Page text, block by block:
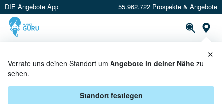
DIE Angebote App 55.962.722 Prospekte & Angebote
Verrate uns deinen Standort um Angebote in deiner Nähe zu
sehen.
Standort festlegen
×
LICHER BEI E AKTIV MARKT -
ANGEBOTE & AKTIONEN